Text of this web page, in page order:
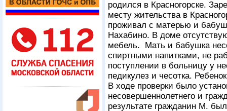
родился в Красногорске.
месту жительства в
проживал с матерью и
Нахабино. В доме
мебель. Мать и бабушка
спиртными напитками, не
поступлении в больницу у
педикулез и чесотка.
В ходе проверки было
несовершеннолетнего и
результате гражданин М.